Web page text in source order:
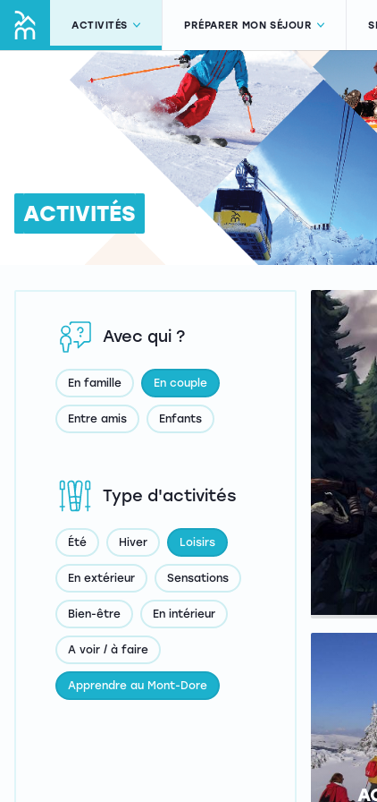
ACTIVITÉS PRÉPARER MON SÉJOUR
ACTIVITÉS
Type d'activités
Été Hiver Loisirs
En extérieur Sensations
Bien-être En intérieur
A voir / à faire
Apprendre au Mont-Dore
Avec qui ?
En famille En couple
Entre amis Enfants